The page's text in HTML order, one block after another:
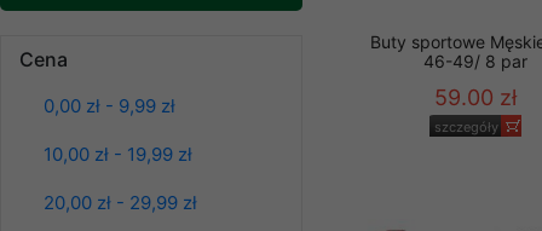
Cena
0,00 zł - 9,99 zł
10,00 zł - 19,99 zł
20,00 zł - 29,99 zł
61.00 zł
Buty sportowe
46-49/ 8 par
59.00 zł
szczegóły
jego indywidualnych
opcję przyjmowania
może wpłynąć na
Klienta przechowują